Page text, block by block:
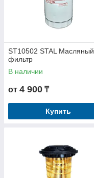
ST10502 STAL Масляный
фильтр
В наличии
от 4 900 ₸
Купить